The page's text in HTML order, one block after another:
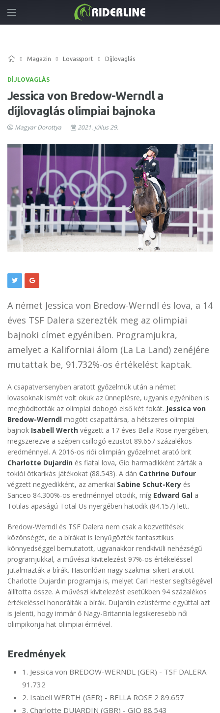
Magazin Lovassport Díjlovaglás
DÍJLOVAGLÁS
Jessica von Bredow-Werndl a
díjlovaglás olimpiai bajnoka
Magyar Dorottya 2021. július 29.
A német Jessica von Bredow-Werndl és lova, a 14
éves TSF Dalera szerezték meg az olimpiai
bajnoki címet egyéniben. Programjukra,
amelyet a Kaliforniai álom (La La Land) zenéjére
mutattak be, 91.732%-os értékelést kaptak.
A csapatversenyben aratott győzelmük után a német
lovasoknak ismét volt okuk az ünneplésre, ugyanis egyéniben is
meghódították az olimpiai dobogó első két fokát. Jessica von
Bredow-Werndl mögött csapattársa, a hétszeres olimpiai
bajnok Isabell Werth végzett a 17 éves Bella Rose nyergében,
megszerezve a szépen csillogó ezüstöt 89.657 százalékos
eredménnyel. A 2016-os riói olimpián győzelmet arató brit
Charlotte Dujardin és fiatal lova, Gio harmadikként zárták a
tokiói ötkarikás játékokat (88.543). A dán Cathrine Dufour
végzett negyedikként, az amerikai Sabine Schut-Kery és
Sanceo 84.300%-os eredménnyel ötödik, míg Edward Gal a
Totilas apaságú Total Us nyergében hatodik (84.157) lett.
Bredow-Werndl és TSF Dalera nem csak a közvetítések
közönségét, de a bírákat is lenyűgözték fantasztikus
könnyedséggel bemutatott, ugyanakkor rendkívüli nehézségű
programjukkal, a művészi kivitelezést 97%-os értékeléssel
jutalmazták a bírák. Hasonlóan nagy szakmai sikert aratott
Charlotte Dujardin programja is, melyet Carl Hester segítségével
állította össze. A művészi kivitelezést esetükben 94 százalékos
értékeléssel honorálták a bírák. Dujardin ezüstérme egyúttal azt
is jelenti, hogy immár ő Nagy-Britannia legsikeresebb női
olimpikonja hat olimpiai érmével.
Eredmények
1. Jessica von BREDOW-WERNDL (GER) - TSF DALERA
91.732
2. Isabell WERTH (GER) - BELLA ROSE 2 89.657
3. Charlotte DUJARDIN (GBR) - GIO 88.543